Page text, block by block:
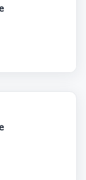
3 000